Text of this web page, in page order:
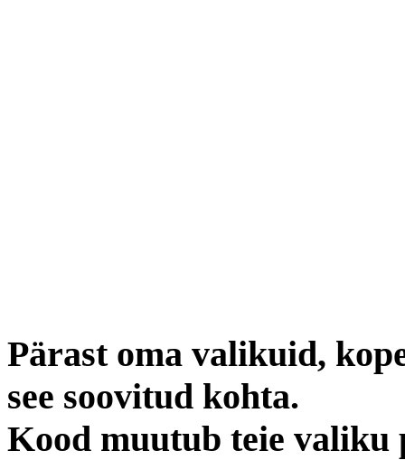
Pärast oma valikuid,
see soovitud kohta.
Kood muutub teie valiku